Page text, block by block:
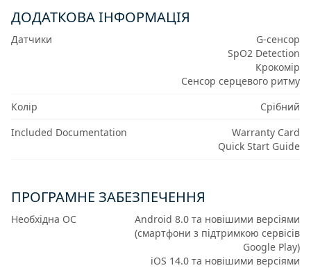
ДОДАТКОВА ІНФОРМАЦІЯ
Датчики
G-сенсор
SpO2 Detection
Крокомір
Сенсор серцевого ритму
Колір
Срібний
Included Documentation
Warranty Card
Quick Start Guide
ПРОГРАМНЕ ЗАБЕЗПЕЧЕННЯ
Необхідна ОС
Android 8.0 та новішими версіями
(смартфони з підтримкою сервісів
Google Play)
iOS 14.0 та новішими версіями